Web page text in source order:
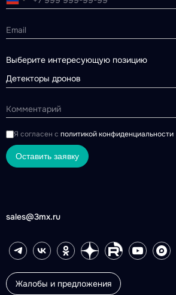
sales@3mx.ru
Жалобы и предложения
Выберите интересующую позицию
Детекторы дронов
Я согласен с политикой конфиденциальности
Оставить заявку